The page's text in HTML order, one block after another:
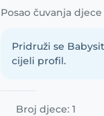
Pridruži se
cijeli profil.
Broj djece: 1